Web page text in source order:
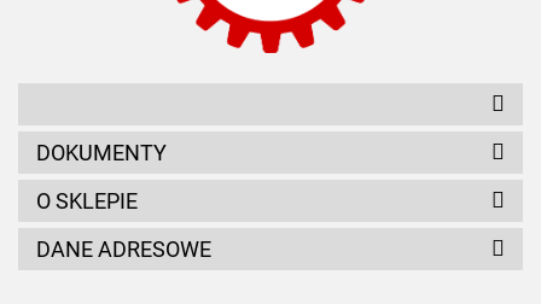
DOKUMENTY
O SKLEPIE
DANE ADRESOWE